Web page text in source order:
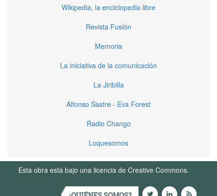
Wikipedia, la enciclopedia libre
Revista Fusión
Memoria
La iniciativa de la comunicación
La Jiribilla
Alfonso Sastre - Eva Forest
Radio Chango
Loquesomos
Esta obra está bajo una licencia de Creative Commons.